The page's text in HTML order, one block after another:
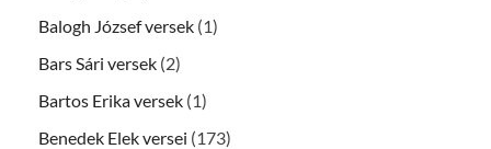
Balogh József versek (1)
Bars Sári versek (2)
Bartos Erika versek (1)
Benedek Elek versei (173)